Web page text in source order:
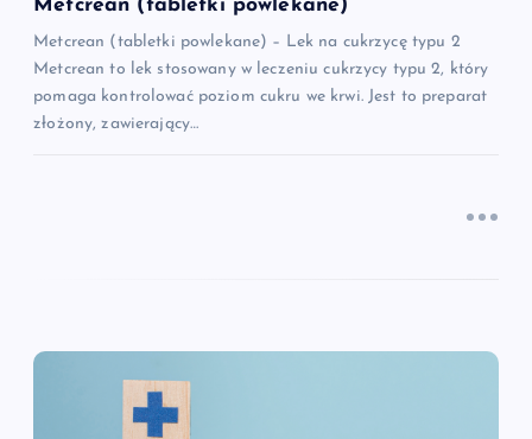
u
Metcrean (tabletki powlekane)
Metcrean (tabletki powlekane) – Lek na cukrzycę typu 2
Metcrean to lek stosowany w leczeniu cukrzycy typu 2, który
pomaga kontrolować poziom cukru we krwi. Jest to preparat
złożony, zawierający…